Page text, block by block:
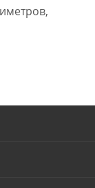
для